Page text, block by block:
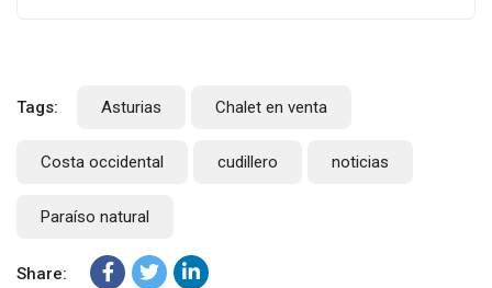
Tags: Asturias Chalet en venta
Costa occidental cudillero noticias
Paraíso natural
Share: